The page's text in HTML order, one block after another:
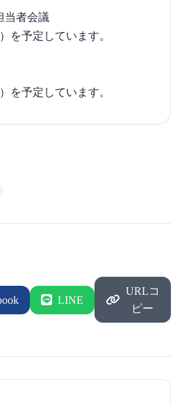
当者会議
を予定しています。
を予定しています。
LINE
URLコ
ピー